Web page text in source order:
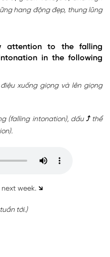
hang động đẹp, thung lũng
attention to the falling
in the following
xuống giọng và lên giọng
(falling intonation), dấu ⤴ thể
next week. ↘
tới.)